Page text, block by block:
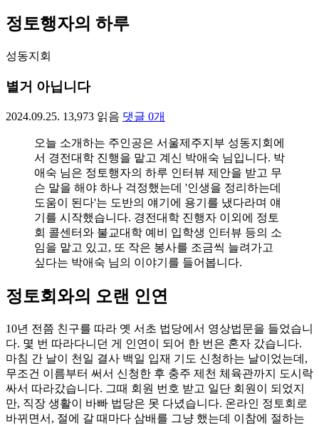
정토행자의 하루
성동지회
별거 아닙니다
2024.09.25. 13,973 읽음 댓글 0개
오늘 소개하는 주인공은 서울제주지부 성동지회에
서 경전대학 진행을 맡고 계신 박애숙 님입니다. 박
애숙 님은 정토행자의 하루 인터뷰 제안을 받고 무
슨 말을 해야 하나 걱정했는데 '인생을 정리하는데
도움이 된다'는 도반의 얘기에 용기를 냈다라며 얘
기를 시작했습니다. 경전대학 진행자 이외에 정토
회 콜센터와 불교대학 예비 입학생 인터뷰 등의 소
임을 맡고 있고, 또 작은 봉사를 조금씩 늘려가고
싶다는 박애숙 님의 이야기를 들어봅니다.
정토회와의 오랜 인연
10년 전쯤 친구를 따라 옛 서초 법당에서 영상법문을 들었습니
다. 몇 번 따라다니던 게 인연이 되어 한 번은 혼자 갔습니다.
마침 간 날이 천일 결사 백일 입재 기도 신청하는 날이었는데,
무조건 이름부터 써서 신청한 후 충주 제천 체육관까지 도시락
싸서 따라갔습니다. 그때 회원 번호 받고 일단 회원이 되었지
만, 직장 생활이 바빠 법당은 못 다녔습니다. 온라인 정토회로
바뀌면서, 절에 갈 때마다 삼배를 그냥 했는데 이참에 절하는